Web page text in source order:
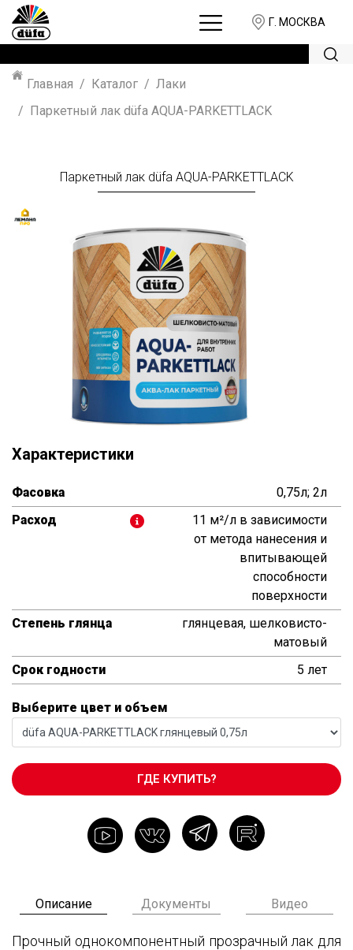
Г. МОСКВА
Главная Каталог
Лаки
Паркетный лак düfa AQUA-PARKETTLACK
Паркетный лак düfa AQUA-PARKETTLACK
Характеристики
Фасовка
0,75л; 2л
Расход
11 м²/л в зависимости
от метода нанесения и
впитывающей
способности
поверхности
Степень глянца
глянцевая, шелковисто-
матовый
Срок годности
5 лет
Выберите цвет и объем
ГДЕ КУПИТЬ?
Описание Документы Видео
Прочный однокомпонентный прозрачный лак для